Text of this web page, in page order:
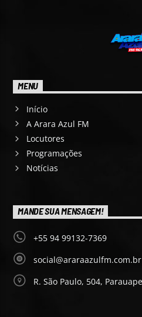
MENU
Início
A Arara Azul FM
Locutores
Programações
Notícias
MANDE SUA MENSAGEM!
+55 94 99132-7369
social@araraazulfm.com.br
R. São Paulo, 504,